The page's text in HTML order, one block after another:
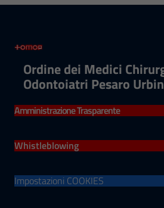
Ordine dei Medici
Odontoiatri Pesaro
Amministrazione Trasparente
Whistleblowing
Impostazioni COOKIES